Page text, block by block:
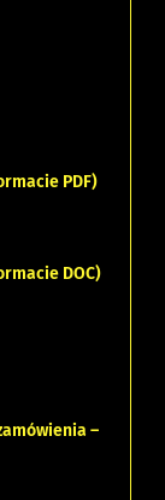
PDF)
DOC)
–